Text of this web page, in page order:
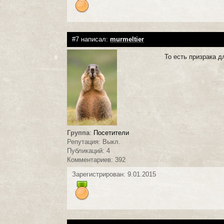
#7 написал:murmeltier
0
Группа: Посетители
Репутация: Выкл.
Публикаций: 4
Комментариев: 392
То есть призрака
Зарегистрирован: 9.01.2015